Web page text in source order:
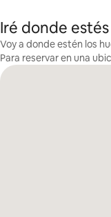
Iré donde estés
Voy a donde estén los
Para reservar en una